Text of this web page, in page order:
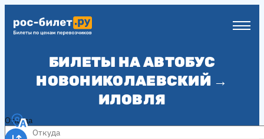
БИЛЕТЫ НА АВТОБУС
НОВОНИКОЛАЕВСКИЙ →
ИЛОВЛЯ
Откуда